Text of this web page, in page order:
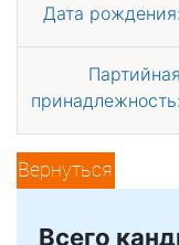
Дата рождения:
Партийная
принадлежность:
Вернуться
Всего